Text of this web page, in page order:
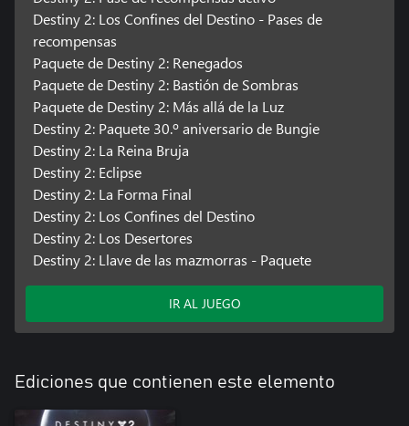
razonable. Usar el software significa aceptar del contrato de
licencia del software de Destiny, disponible en
www.bungie.net/sla.
© 2026 Bungie, Inc. Todos los derechos reservados. Destiny, el
logotipo de Destiny, Bungie y el logotipo de Bungie son marcas
registradas de Bungie, Inc. Publicado y distribuido por Bungie,
Destiny 2: Los Confines del Destino - Pases de
recompensas
Paquete de Destiny 2: Renegados
Paquete de Destiny 2: Bastión de Sombras
Paquete de Destiny 2: Más allá de la Luz
Destiny 2: Paquete 30.º aniversario de Bungie
Destiny 2: La Reina Bruja
Destiny 2: Eclipse
Destiny 2: La Forma Final
Destiny 2: Los Confines del Destino
Destiny 2: Los Desertores
Destiny 2: Llave de las mazmorras - Paquete
IR AL JUEGO
Ediciones que contienen este elemento